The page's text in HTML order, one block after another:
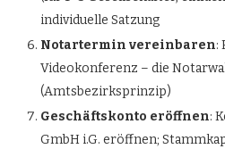
individuelle Satzung
Notartermin vereinbaren:
Videokonferenz – die
(Amtsbezirksprinzip)
Geschäftskonto eröffnen:
GmbH i.G. eröffnen;